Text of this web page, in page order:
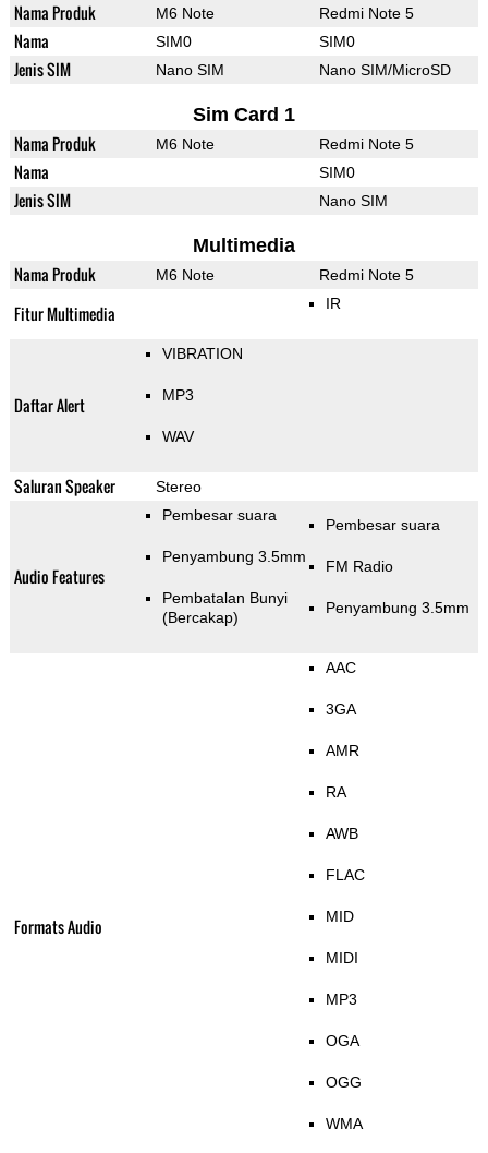
Nama Produk M6 Note Redmi Note 5
Nama SIM0 SIM0
Jenis SIM Nano SIM Nano SIM/MicroSD
Sim Card 1
Nama Produk M6 Note Redmi Note 5
Nama SIM0
Jenis SIM Nano SIM
Multimedia
Nama Produk M6 Note Redmi Note 5
Fitur Multimedia IR
Daftar Alert
VIBRATION
MP3
WAV
Saluran Speaker Stereo
Audio Features
Pembesar suara
Penyambung 3.5mm
Pembatalan Bunyi
(Bercakap)
Pembesar suara
FM Radio
Penyambung 3.5mm
Formats Audio
AAC
3GA
AMR
RA
AWB
FLAC
MID
MIDI
MP3
OGA
OGG
WMA